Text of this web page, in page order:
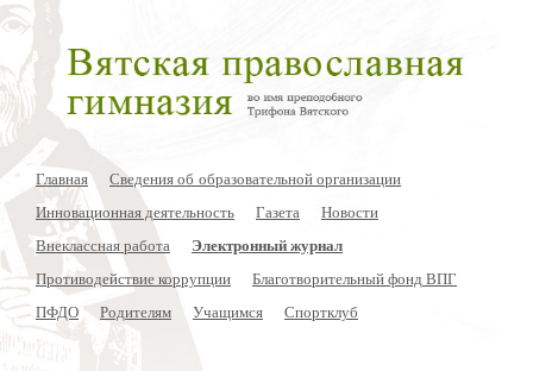
Главная
Сведения об образовательной организации
Инновационная деятельность
Газета
Новости
Внеклассная работа
Электронный журнал
Противодействие коррупции
Благотворительный фонд ВПГ
ПФДО
Родителям Учащимся Спортклуб